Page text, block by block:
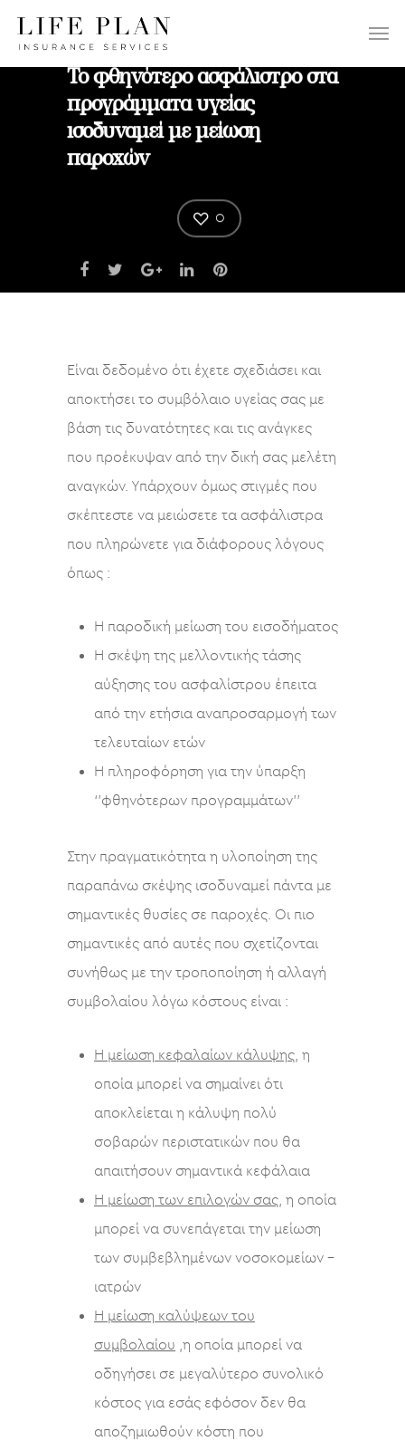
ΕΠΙΛΕΞΤΕ:
Το φθηνότερο ασφάλιστρο στα
προγράμματα υγείας
ισοδυναμεί με μείωση
παροχών
0
Είναι δεδομένο ότι έχετε σχεδιάσει και
αποκτήσει το συμβόλαιο υγείας σας με
βάση τις δυνατότητες και τις ανάγκες
που προέκυψαν από την δική σας μελέτη
αναγκών. Υπάρχουν όμως στιγμές που
σκέπτεστε να μειώσετε τα ασφάλιστρα
που πληρώνετε για διάφορους λόγους
όπως :
Η παροδική μείωση του εισοδήματος
Η σκέψη της μελλοντικής τάσης
αύξησης του ασφαλίστρου έπειτα
από την ετήσια αναπροσαρμογή των
τελευταίων ετών
Η πληροφόρηση για την ύπαρξη
‘’φθηνότερων προγραμμάτων’’
Στην πραγματικότητα η υλοποίηση της
παραπάνω σκέψης ισοδυναμεί πάντα με
σημαντικές θυσίες σε παροχές. Οι πιο
σημαντικές από αυτές που σχετίζονται
συνήθως με την τροποποίηση ή αλλαγή
συμβολαίου λόγω κόστους είναι :
Η μείωση κεφαλαίων κάλυψης, η
οποία μπορεί να σημαίνει ότι
αποκλείεται η κάλυψη πολύ
σοβαρών περιστατικών που θα
απαιτήσουν σημαντικά κεφάλαια
Η μείωση των επιλογών σας, η οποία
μπορεί να συνεπάγεται την μείωση
των συμβεβλημένων νοσοκομείων –
ιατρών
Η μείωση καλύψεων του
συμβολαίου ,η οποία μπορεί να
οδηγήσει σε μεγαλύτερο συνολικό
κόστος για εσάς εφόσον δεν θα
αποζημιωθούν κόστη που